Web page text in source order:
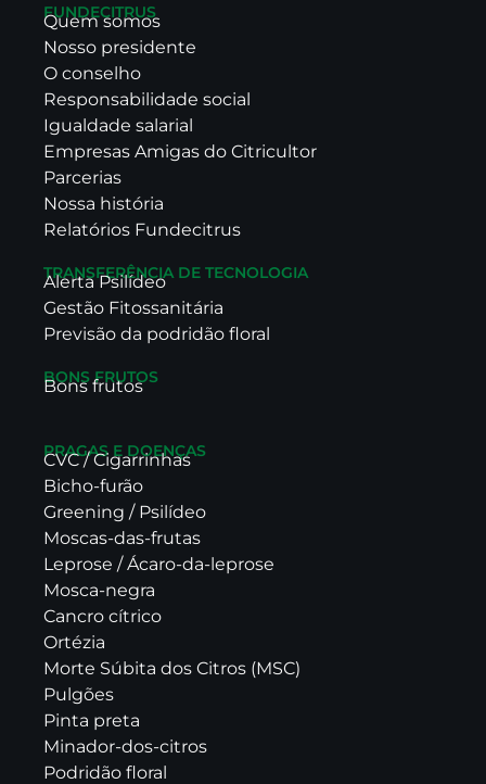
FUNDECITRUS
Quem somos
Nosso presidente
O conselho
Responsabilidade social
Igualdade salarial
Empresas Amigas do Citricultor
Parcerias
Nossa história
Relatórios Fundecitrus
TRANSFERÊNCIA DE TECNOLOGIA
Alerta Psilídeo
Gestão Fitossanitária
Previsão da podridão floral
BONS FRUTOS
Bons frutos
PRAGAS E DOENÇAS
CVC / Cigarrinhas
Bicho-furão
Greening / Psilídeo
Moscas-das-frutas
Leprose / Ácaro-da-leprose
Mosca-negra
Cancro cítrico
Ortézia
Morte Súbita dos Citros (MSC)
Pulgões
Pinta preta
Minador-dos-citros
Podridão floral